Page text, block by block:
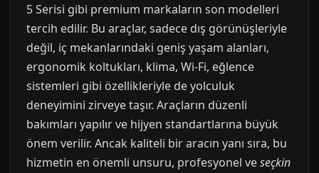
5 Serisi gibi premium markaların son modelleri
tercih edilir. Bu araçlar, sadece dış görünüşleriyle
değil, iç mekanlarındaki geniş yaşam alanları,
ergonomik koltukları, klima, Wi-Fi, eğlence
sistemleri gibi özellikleriyle de yolculuk
deneyimini zirveye taşır. Araçların düzenli
bakımları yapılır ve hijyen standartlarına büyük
önem verilir. Ancak kaliteli bir aracın yanı sıra, bu
hizmetin en önemli unsuru, profesyonel veseçkin